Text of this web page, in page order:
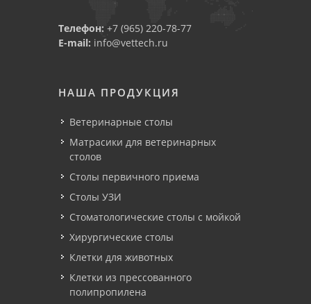
Телефон: +7 (965) 220-78-77
E-mail: info@vettech.ru
НАША ПРОДУКЦИЯ
Ветеринарные столы
Матрасики для ветеринарных
столов
Столы первичного приема
Столы УЗИ
Стоматологические столы с мойкой
Хирургические столы
Клетки для животных
Клетки из прессованного
полипропилена